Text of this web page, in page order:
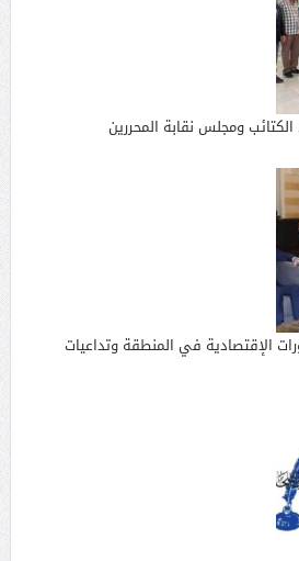
ومجلس نقابة المحررين
الإقتصادية في المنطقة وتداعيات